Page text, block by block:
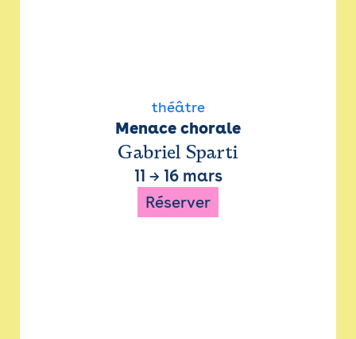
théâtre
Menace chorale
Gabriel Sparti
11 → 16 mars
Réserver